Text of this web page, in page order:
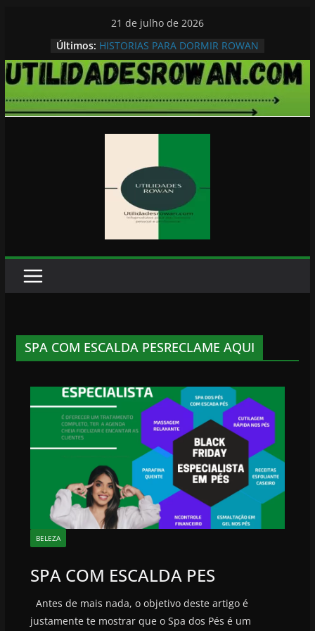
conteúdo
21 de julho de 2026
Últimos: HISTORIAS PARA DORMIR ROWAN
SPA COM ESCALDA PESRECLAME AQUI
BELEZA
SPA COM ESCALDA PES
Antes de mais nada, o objetivo deste artigo é
justamente te mostrar que o Spa dos Pés é um